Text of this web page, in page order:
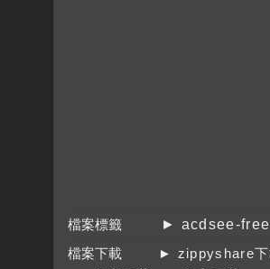
檔案標籤
► acdsee-free
檔案下載